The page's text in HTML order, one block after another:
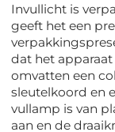
Invullicht is
geeft het een
dat het
omvatten een
sleutelkoord en
vullamp is van
aan en de